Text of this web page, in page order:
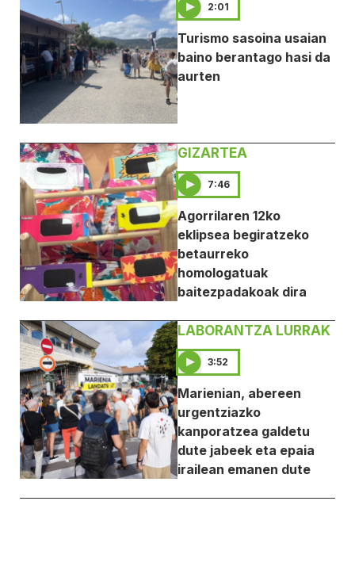
2:01
Turismo sasoina usaian
baino berantago hasi da
aurten
GIZARTEA
7:46
Agorrilaren 12ko
eklipsea begiratzeko
betaurreko
homologatuak
baitezpadakoak dira
LABORANTZA LURRAK
3:52
Marienian, abereen
urgentziazko
kanporatzea galdetu
dute jabeek eta epaia
irailean emanen dute